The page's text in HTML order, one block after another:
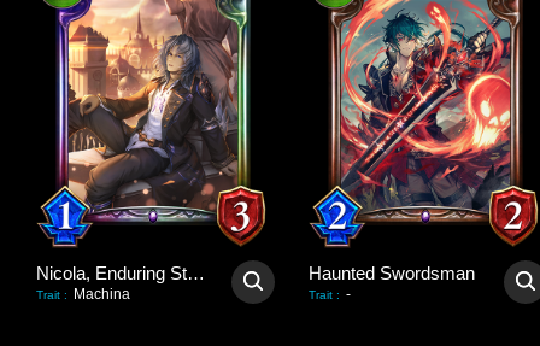
Nicola, Enduring Steward
Trait : Machina
Haunted Swordsman
Trait : -